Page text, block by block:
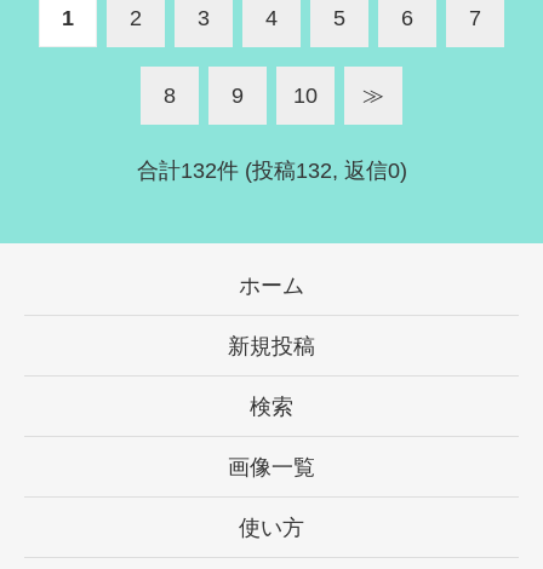
1 2 3 4 5 6 7
8 9 10 ≫
合計132件 (投稿132, 返信0)
ホーム
新規投稿
検索
画像一覧
使い方